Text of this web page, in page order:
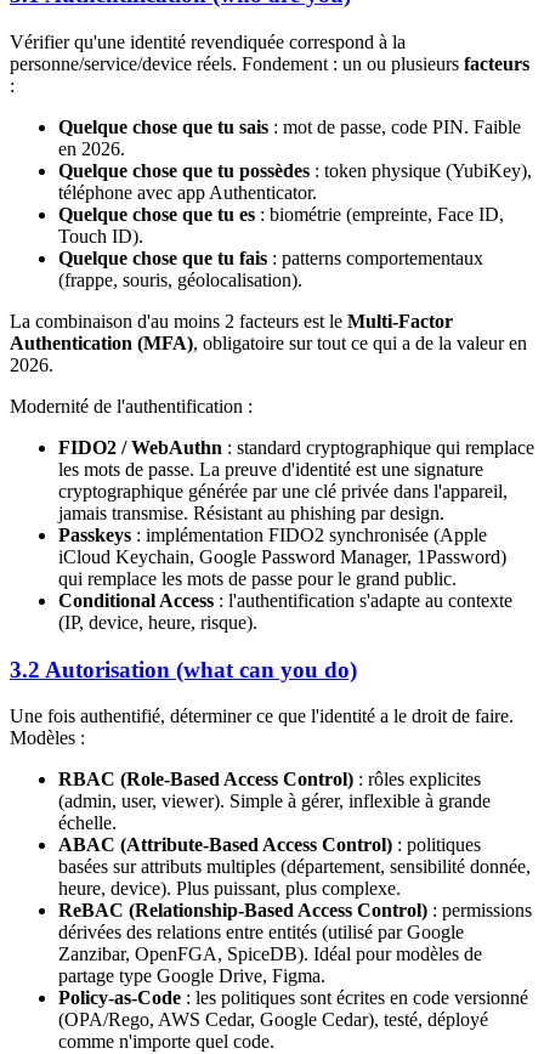
Vérifier qu'une identité revendiquée correspond à la
personne/service/device réels. Fondement : un ou plusieurs facteurs
:
Quelque chose que tu sais : mot de passe, code PIN. Faible
en 2026.
Quelque chose que tu possèdes : token physique (YubiKey),
téléphone avec app Authenticator.
Quelque chose que tu es : biométrie (empreinte, Face ID,
Touch ID).
Quelque chose que tu fais : patterns comportementaux
(frappe, souris, géolocalisation).
La combinaison d'au moins 2 facteurs est le Multi-Factor
Authentication (MFA), obligatoire sur tout ce qui a de la valeur en
2026.
Modernité de l'authentification :
FIDO2 / WebAuthn : standard cryptographique qui remplace
les mots de passe. La preuve d'identité est une signature
cryptographique générée par une clé privée dans l'appareil,
jamais transmise. Résistant au phishing par design.
Passkeys : implémentation FIDO2 synchronisée (Apple
iCloud Keychain, Google Password Manager, 1Password)
qui remplace les mots de passe pour le grand public.
Conditional Access : l'authentification s'adapte au contexte
(IP, device, heure, risque).
3.2 Autorisation (what can you do)
Une fois authentifié, déterminer ce que l'identité a le droit de faire.
Modèles :
RBAC (Role-Based Access Control) : rôles explicites
(admin, user, viewer). Simple à gérer, inflexible à grande
échelle.
ABAC (Attribute-Based Access Control) : politiques
basées sur attributs multiples (département, sensibilité donnée,
heure, device). Plus puissant, plus complexe.
ReBAC (Relationship-Based Access Control) : permissions
dérivées des relations entre entités (utilisé par Google
Zanzibar, OpenFGA, SpiceDB). Idéal pour modèles de
partage type Google Drive, Figma.
Policy-as-Code : les politiques sont écrites en code versionné
(OPA/Rego, AWS Cedar, Google Cedar), testé, déployé
comme n'importe quel code.